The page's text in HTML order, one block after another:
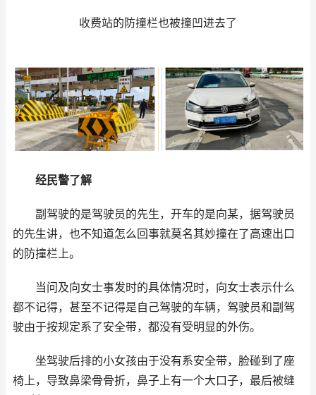
收费站的防撞栏也被撞凹进去了
经民警了解
副驾驶的是驾驶员的先生，开车的是向某，据驾驶员
的先生讲，也不知道怎么回事就莫名其妙撞在了高速出口
的防撞栏上。
当问及向女士事发时的具体情况时，向女士表示什么
都不记得，甚至不记得是自己驾驶的车辆，驾驶员和副驾
驶由于按规定系了安全带，都没有受明显的外伤。
坐驾驶后排的小女孩由于没有系安全带，脸碰到了座
椅上，导致鼻梁骨骨折，鼻子上有一个大口子，最后被缝